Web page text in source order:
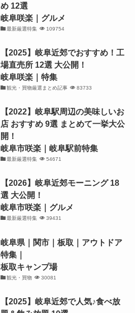
め 12選
岐阜咲楽｜グルメ
最新厳選特集 109754
【2025】岐阜近郊でおすすめ！工
場直売所 12選 大公開！
岐阜咲楽｜特集
観光・買物厳選まとめ記事 83733
【2022】岐阜駅周辺の美味しいお
店 おすすめ 9選 まとめて一挙大公
開！
岐阜市咲楽｜岐阜駅前特集
最新厳選特集 54671
【2026】岐阜近郊モーニング 18
選 大公開！
岐阜市咲楽｜グルメ
最新厳選特集 39431
岐阜県｜関市｜板取｜アウトドア
特集｜
板取キャンプ場
観光・買物 30081
【2025】岐阜近郊で人気♪食べ放